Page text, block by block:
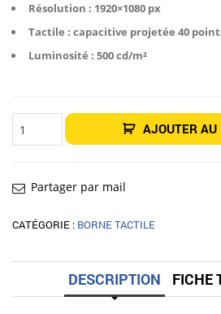
690,00€. 990,00€.
Résolution : 1920×1080 px
Tactile : capacitive projetée 40
Luminosité : 500 cd/m²
quantité
de
Hybrid
AJOUTER AU
Partager par mail
CATÉGORIE : BORNE TACTILE
DESCRIPTION FICHE